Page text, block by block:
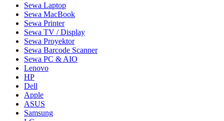
Sewa Laptop
Sewa MacBook
Sewa Printer
Sewa TV / Display
Sewa Proyektor
Sewa Barcode Scanner
Sewa PC & AIO
Lenovo
HP
Dell
Apple
ASUS
Samsung